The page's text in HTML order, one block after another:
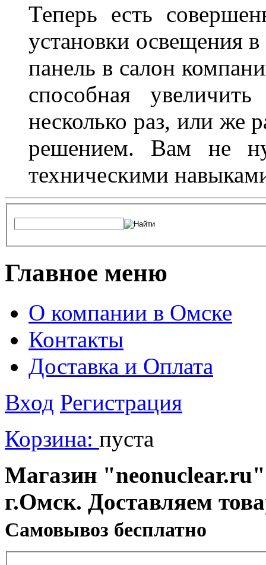
Теперь есть
установки освещения
панель в салон
способная
несколько раз, или же
решением. Вам не
техническими
Главное меню
О компании в Омске
Контакты
Доставка и Оплата
Вход Регистрация
Корзина: пуста
Магазин
г.Омск. Доставляем
Cамовывоз бесплатно